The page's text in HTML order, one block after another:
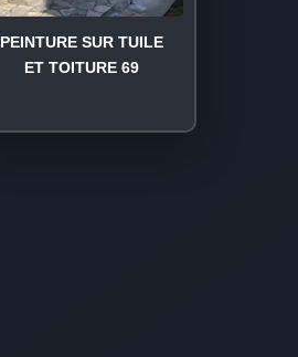
PEINTURE SUR TUILE
ET TOITURE 69